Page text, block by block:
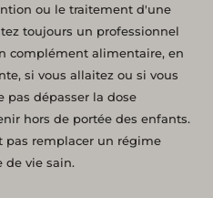
ou le traitement d'une
toujours un professionnel
complément alimentaire, en
si vous allaitez ou si vous
pas dépasser la dose
hors de portée des enfants.
pas remplacer un régime
de vie sain.